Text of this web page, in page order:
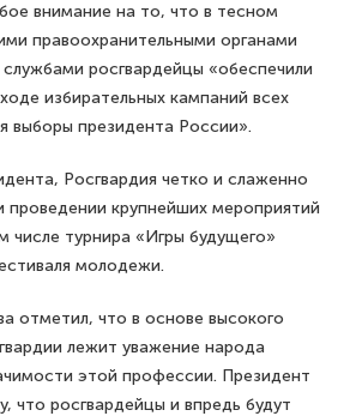
внимание на то, что в тесном
правоохранительными органами
росгвардейцы «обеспечили
избирательных кампаний всех
выборы президента России».
Росгвардия четко и слаженно
проведении крупнейших мероприятий
числе турнира «Игры будущего»
молодежи.
отметил, что в основе высокого
лежит уважение народа
этой профессии. Президент
что росгвардейцы и впредь будут